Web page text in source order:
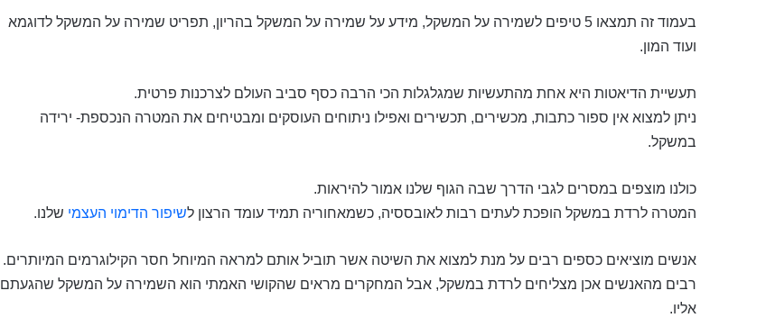
בעמוד זה תמצאו 5 טיפים לשמירה על המשקל, מידע על שמירה על המשקל בהריון, תפריט שמירה על המשקל לדוגמא
ועוד המון.
תעשיית הדיאטות היא אחת מהתעשיות שמגלגלות הכי הרבה כסף סביב העולם לצרכנות פרטית.
ניתן למצוא אין ספור כתבות, מכשירים, תכשירים ואפילו ניתוחים העוסקים ומבטיחים את המטרה הנכספת- ירידה
במשקל.
כולנו מוצפים במסרים לגבי הדרך שבה הגוף שלנו אמור להיראות.
המטרה לרדת במשקל הופכת לעתים רבות לאובססיה, כשמאחוריה תמיד עומד הרצון לשיפור הדימוי העצמי שלנו.
אנשים מוציאים כספים רבים על מנת למצוא את השיטה אשר תוביל אותם למראה המיוחל חסר הקילוגרמים המיותרים.
רבים מהאנשים אכן מצליחים לרדת במשקל, אבל המחקרים מראים שהקושי האמתי הוא השמירה על המשקל שהגעתם
אליו.